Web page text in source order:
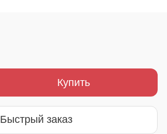
Купить
Быстрый заказ